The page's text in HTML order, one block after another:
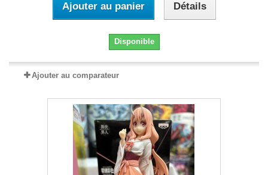
Ajouter au panier Détails
Disponible
Ajouter au comparateur